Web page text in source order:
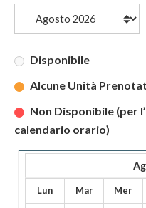
Disponibile
Alcune Unità
Non Disponibile (per
calendario orario)
Lun Mar Mer